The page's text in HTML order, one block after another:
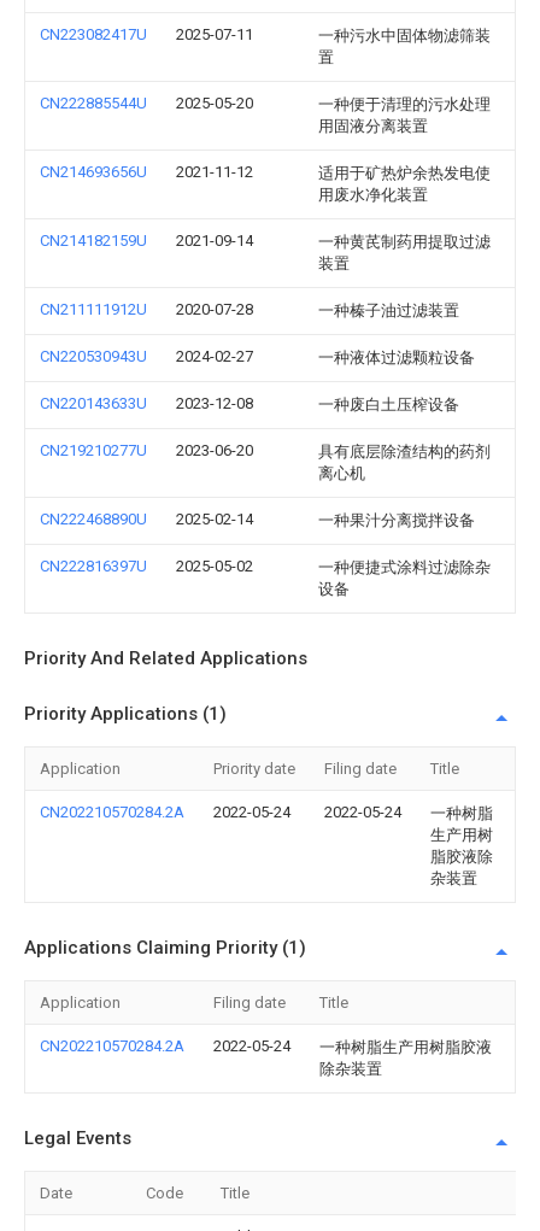
CN223082417U 2025-07-11
一种污水中固体物滤筛装
置
CN222885544U 2025-05-20
一种便于清理的污水处理
用固液分离装置
CN214693656U 2021-11-12
适用于矿热炉余热发电使
用废水净化装置
CN214182159U 2021-09-14
一种黄芪制药用提取过滤
装置
CN211111912U 2020-07-28 一种榛子油过滤装置
CN220530943U 2024-02-27 一种液体过滤颗粒设备
CN220143633U 2023-12-08 一种废白土压榨设备
CN219210277U 2023-06-20
具有底层除渣结构的药剂
离心机
CN222468890U 2025-02-14 一种果汁分离搅拌设备
CN222816397U 2025-05-02
一种便捷式涂料过滤除杂
设备
Priority And Related Applications
Priority Applications (1)
Application Priority date Filing date Title
CN202210570284.2A 2022-05-24 2022-05-24
一种树脂
生产用树
脂胶液除
杂装置
Applications Claiming Priority (1)
Application Filing date Title
CN202210570284.2A 2022-05-24
一种树脂生产用树脂胶液
除杂装置
Legal Events
Date Code Title